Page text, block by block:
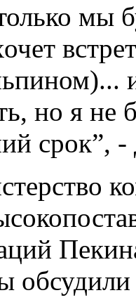
мы
но я не
срок”,